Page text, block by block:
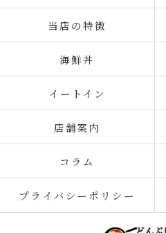
当店の特徴
海鮮丼
イートイン
店舗案内
コラム
プライバシーポリシー